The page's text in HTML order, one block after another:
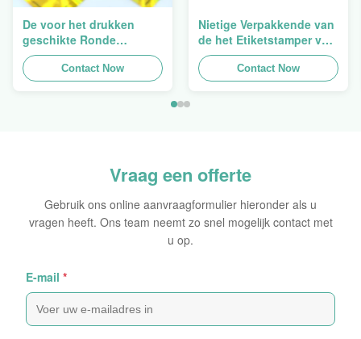
De voor het drukken
geschikte Ronde
Verpakkende
Holografische
Zelfklevende Bladen van
Contact Now
Nietige Verpakkende van
de het Etiketstamper van
de Hologramveiligheid
Duidelijke het
Hologramsticker Logo
Contact Now
Vraag een offerte
Gebruik ons online aanvraagformulier hieronder als u
vragen heeft. Ons team neemt zo snel mogelijk contact met
u op.
E-mail *